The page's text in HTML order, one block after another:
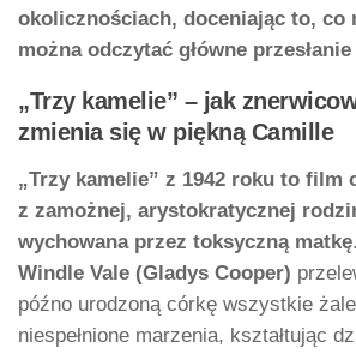
okolicznościach, doceniając to, co
można odczytać główne
„Trzy kamelie” – jak
zmienia się w piękną Camille
„Trzy kamelie” z 1942 roku to film
z zamożnej, arystokratycznej
wychowana przez toksyczną matkę.
Windle Vale (Gladys Cooper)
późno urodzoną córkę wszystkie
niespełnione marzenia, kształtując